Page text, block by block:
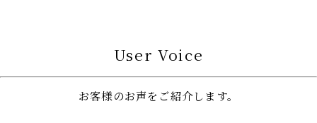
User Voice
お客様のお声をご紹介します。